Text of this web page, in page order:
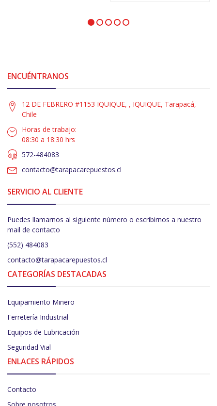
ENCUÉNTRANOS
12 DE FEBRERO #1153 IQUIQUE, , IQUIQUE, Tarapacá,
Chile
Horas de trabajo:
08:30 a 18:30 hrs
572-484083
contacto@tarapacarepuestos.cl
SERVICIO AL CLIENTE
Puedes llamarnos al siguiente número o escribirnos a nuestro
mail de contacto
(552) 484083
contacto@tarapacarepuestos.cl
CATEGORÍAS DESTACADAS
Equipamiento Minero
Ferretería Industrial
Equipos de Lubricación
Seguridad Vial
ENLACES RÁPIDOS
Contacto